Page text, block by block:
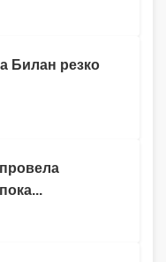
Билан резко